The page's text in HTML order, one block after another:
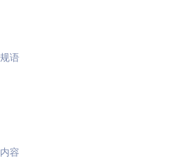
语
容